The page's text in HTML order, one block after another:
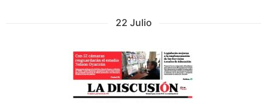
22 Julio